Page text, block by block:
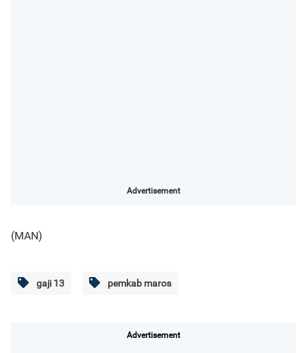
Advertisement
(MAN)
gaji 13 pemkab maros
Advertisement